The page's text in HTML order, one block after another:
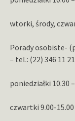
wtorki, środy,
Porady osobiste-
– tel.: (22) 346 11
poniedziałki 10.30
czwartki 9.00-15.00